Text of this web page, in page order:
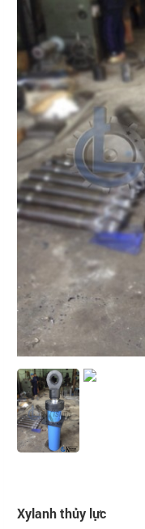
Xylanh thủy lực